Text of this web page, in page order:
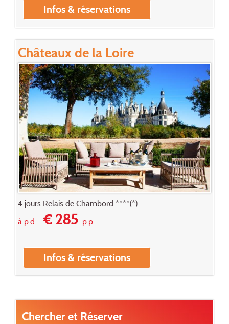
Infos & réservations
Châteaux de la Loire
4 jours Relais de Chambord ****(*)
à p.d.€ 285p.p.
Infos & réservations
Chercher et Réserver